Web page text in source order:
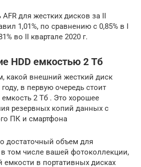
для жестких дисков за II
1,01%, по сравнению с 0,85% в I
во II квартале 2020 г.
HDD емкостью 2 Тб
какой внешний жесткий диск
в первую очередь стоит
2 Тб . Это хорошее
резервных копий данных с
ПК и смартфона
достаточный объем для
в том числе вашей фотоколлекции,
емкости в портативных дисках